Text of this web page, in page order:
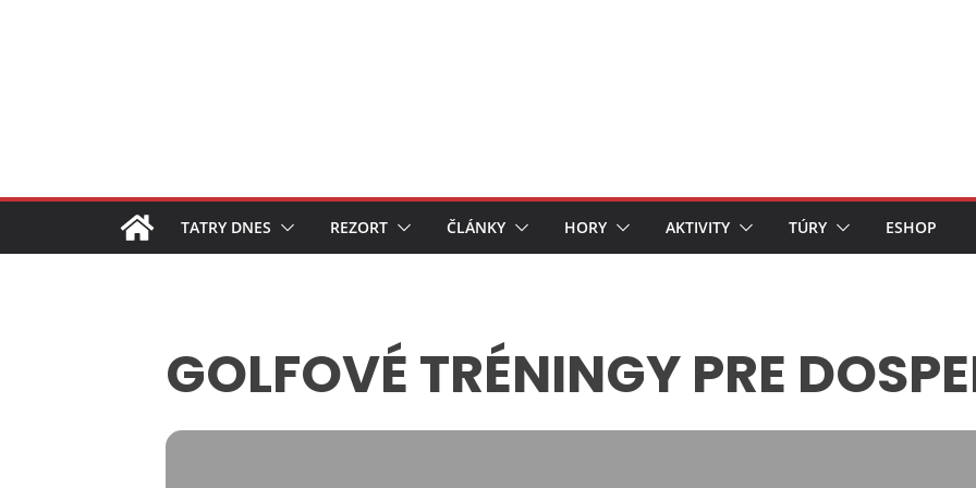
TATRY DNES REZORT ČLÁNKY HORY AKTIVITY TÚRY ESHOP
GOLFOVÉ TRÉNINGY PRE